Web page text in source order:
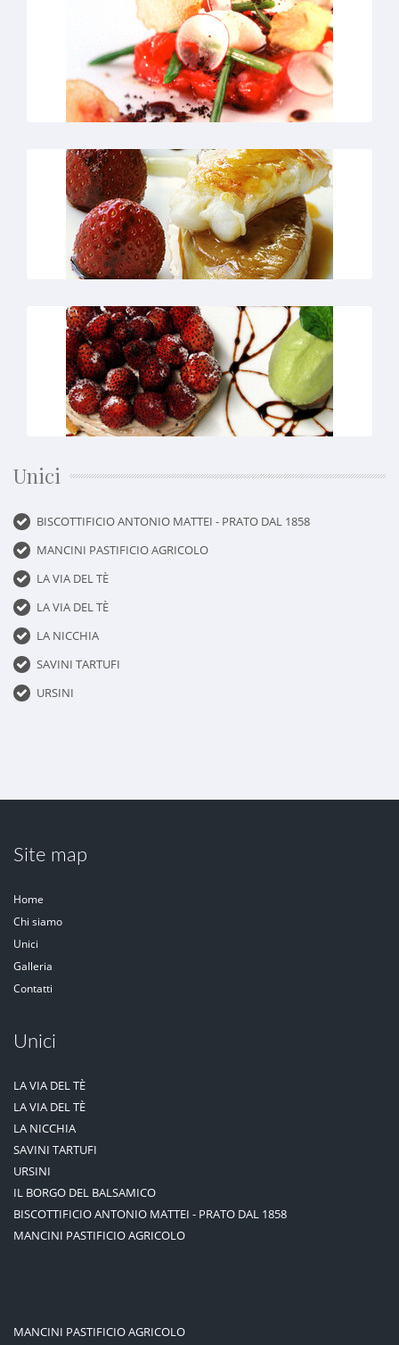
Unici
BISCOTTIFICIO ANTONIO MATTEI - PRATO DAL 1858
MANCINI PASTIFICIO AGRICOLO
LA VIA DEL TÈ
LA VIA DEL TÈ
LA NICCHIA
SAVINI TARTUFI
URSINI
Site map
Home
Chi siamo
Unici
Galleria
Contatti
Unici
LA VIA DEL TÈ
LA VIA DEL TÈ
LA NICCHIA
SAVINI TARTUFI
URSINI
IL BORGO DEL BALSAMICO
BISCOTTIFICIO ANTONIO MATTEI - PRATO DAL 1858
MANCINI PASTIFICIO AGRICOLO
MANCINI PASTIFICIO AGRICOLO